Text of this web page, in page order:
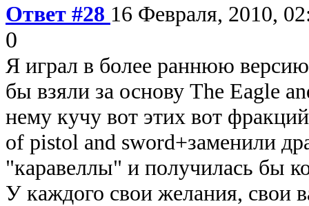
Ответ #28 16 Февраля, 2010,
0
Я играл в более раннюю
бы взяли за основу The Eagle
нему кучу вот этих вот
of pistol and sword+заменили
"каравеллы" и получилась бы
У каждого свои желания, свои